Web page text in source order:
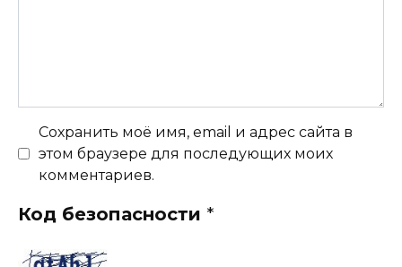
Сохранить моё имя, email и адрес сайта в
этом браузере для последующих моих
комментариев.
Код безопасности *